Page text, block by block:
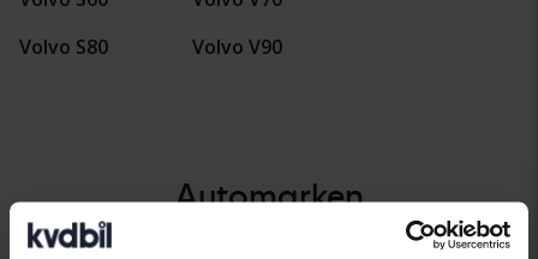
Volvo S80
Volvo V90
Automarken